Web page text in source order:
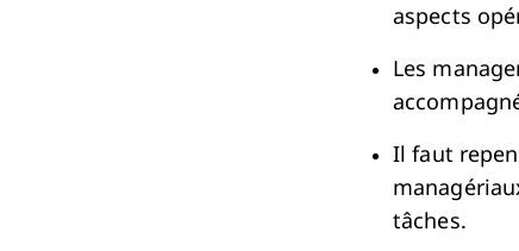
aspects
Les
Il faut
tâches.